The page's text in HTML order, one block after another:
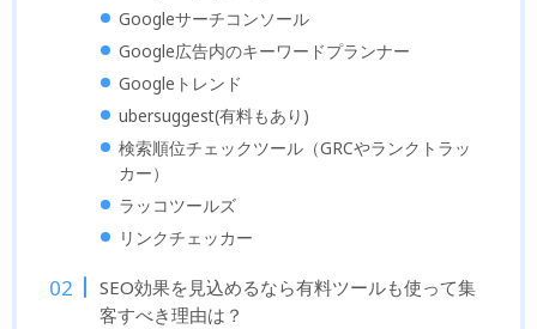
Googleサーチコンソール
Google広告内のキーワードプランナー
Googleトレンド
ubersuggest(有料もあり)
検索順位チェックツール（GRCやランクトラッ
カー）
ラッコツールズ
リンクチェッカー
SEO効果を見込めるなら有料ツールも使って集
客すべき理由は？